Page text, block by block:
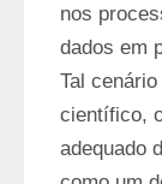
nos
dados em
Tal
científico,
adequado